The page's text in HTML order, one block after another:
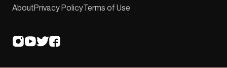
AboutPrivacy PolicyTerms of Use